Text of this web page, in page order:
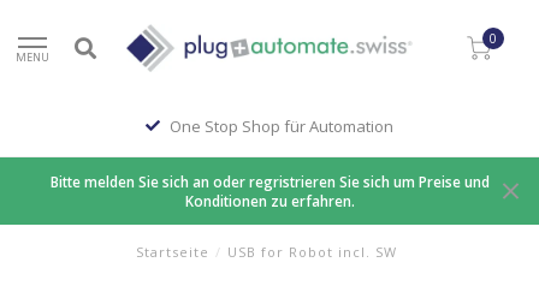
MENU
0
One Stop Shop für Automation
Bitte melden Sie sich an oder regristrieren Sie sich um Preise und
Konditionen zu erfahren.
Startseite / USB for Robot incl. SW